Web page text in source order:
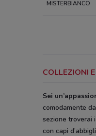
MISTERBIANCO
COLLEZIONI
Sei
comodamente
sezione troverai
con capi